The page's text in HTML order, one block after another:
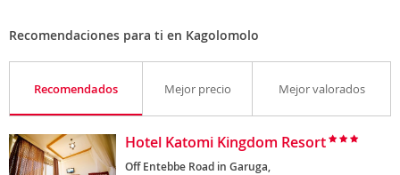
Recomendaciones para ti en Kagolomolo
Recomendados Mejor precio Mejor valorados
Hotel Katomi Kingdom Resort
Off Entebbe Road in Garuga,